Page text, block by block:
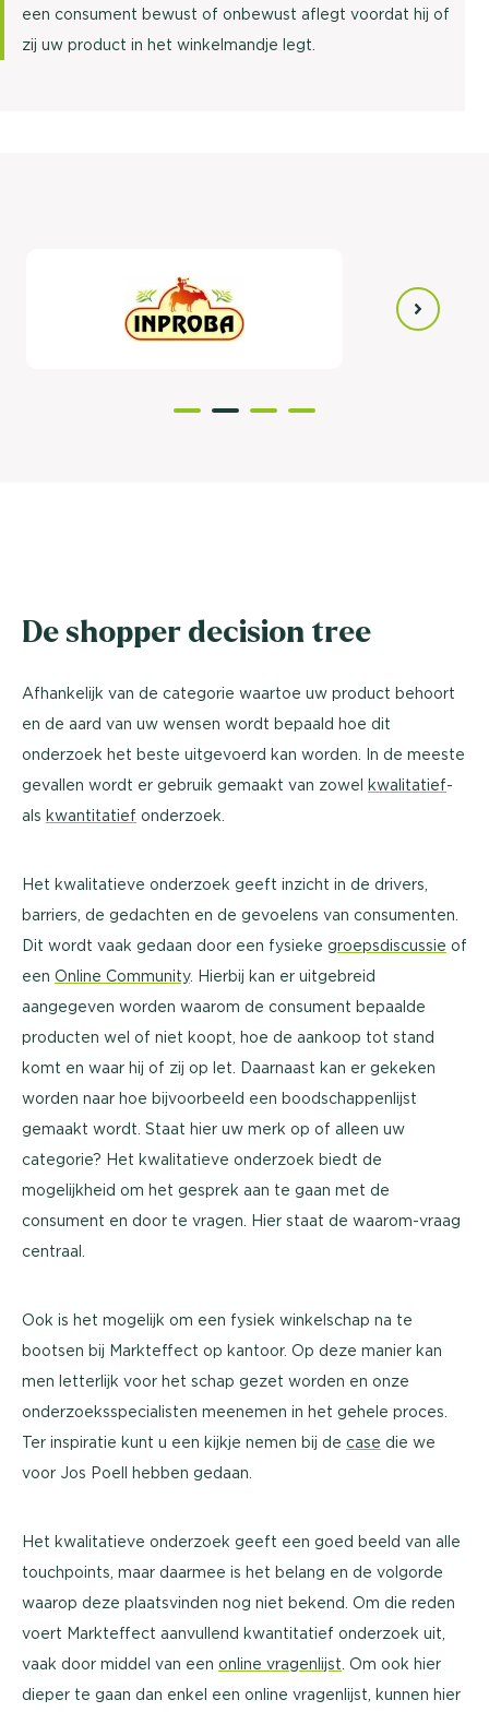
een consument bewust of onbewust aflegt voordat hij of
zij uw product in het winkelmandje legt.
De shopper decision tree
Afhankelijk van de categorie waartoe uw product behoort
en de aard van uw wensen wordt bepaald hoe dit
onderzoek het beste uitgevoerd kan worden. In de meeste
gevallen wordt er gebruik gemaakt van zowel kwalitatief-
als kwantitatief onderzoek.
Het kwalitatieve onderzoek geeft inzicht in de drivers,
barriers, de gedachten en de gevoelens van consumenten.
Dit wordt vaak gedaan door een fysieke groepsdiscussie of
een Online Community. Hierbij kan er uitgebreid
aangegeven worden waarom de consument bepaalde
producten wel of niet koopt, hoe de aankoop tot stand
komt en waar hij of zij op let. Daarnaast kan er gekeken
worden naar hoe bijvoorbeeld een boodschappenlijst
gemaakt wordt. Staat hier uw merk op of alleen uw
categorie? Het kwalitatieve onderzoek biedt de
mogelijkheid om het gesprek aan te gaan met de
consument en door te vragen. Hier staat de waarom-vraag
centraal.
Ook is het mogelijk om een fysiek winkelschap na te
bootsen bij Markteffect op kantoor. Op deze manier kan
men letterlijk voor het schap gezet worden en onze
onderzoeksspecialisten meenemen in het gehele proces.
Ter inspiratie kunt u een kijkje nemen bij de case die we
voor Jos Poell hebben gedaan.
Het kwalitatieve onderzoek geeft een goed beeld van alle
touchpoints, maar daarmee is het belang en de volgorde
waarop deze plaatsvinden nog niet bekend. Om die reden
voert Markteffect aanvullend kwantitatief onderzoek uit,
vaak door middel van een online vragenlijst . Om ook hier
dieper te gaan dan enkel een online vragenlijst, kunnen hier